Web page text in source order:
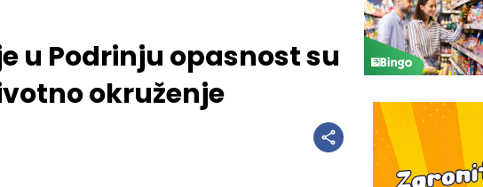
u Podrinju opasnost su
okruženje